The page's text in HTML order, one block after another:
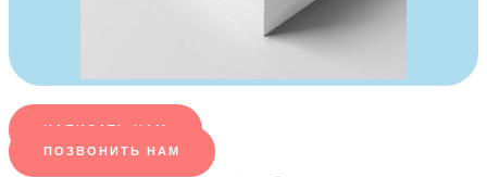
НАПИСАТЬ НАМ
ПОЗВОНИТЬ НАМ